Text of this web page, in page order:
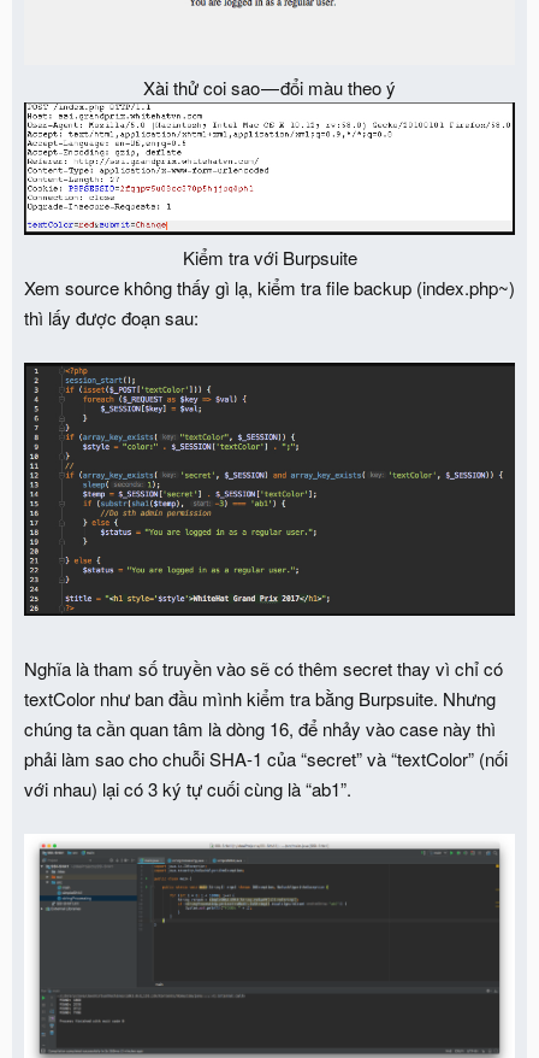
Xài thử coi sao — đổi màu theo ý
Kiểm tra với Burpsuite​
Xem source không thấy gì lạ, kiểm tra file backup (index.php~)
thì lấy được đoạn sau:
Nghĩa là tham số truyền vào sẽ có thêm secret thay vì chỉ có
textColor như ban đầu mình kiểm tra bằng Burpsuite. Nhưng
chúng ta cần quan tâm là dòng 16, để nhảy vào case này thì
phải làm sao cho chuỗi SHA-1 của “secret” và “textColor” (nối
với nhau) lại có 3 ký tự cuối cùng là “ab1”.